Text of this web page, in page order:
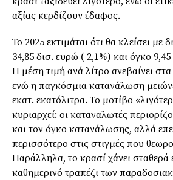
αξίας κερδίζουν έδαφος.
Το 2025 εκτιμάται ότι θα κλείσει με
34,85 δισ. ευρώ (-2,1%) και όγκο
Η μέση τιμή ανά λίτρο ανεβαίνει
ενώ η παγκόσμια κατανάλωση
εκατ. εκατόλιτρα. Το μοτίβο
κυριαρχεί: οι καταναλωτές
και τον όγκο κατανάλωσης, αλλά
περισσότερο στις στιγμές που
Παράλληλα, το κρασί χάνει σταθερά
καθημερινό τραπέζι των